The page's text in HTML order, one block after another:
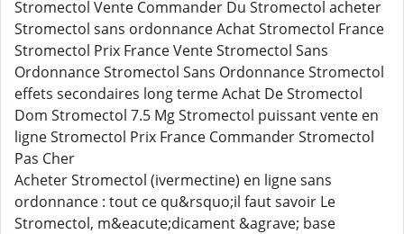
Stromectol Vente Commander Du Stromectol acheter
Stromectol sans ordonnance Achat Stromectol France
Stromectol Prix France Vente Stromectol Sans
Ordonnance Stromectol Sans Ordonnance Stromectol
effets secondaires long terme Achat De Stromectol
Dom Stromectol 7.5 Mg Stromectol puissant vente en
ligne Stromectol Prix France Commander Stromectol
Pas Cher
Acheter Stromectol (ivermectine) en ligne sans
ordonnance : tout ce qu&rsquo;il faut savoir Le
Stromectol, m&eacute;dicament &agrave; base